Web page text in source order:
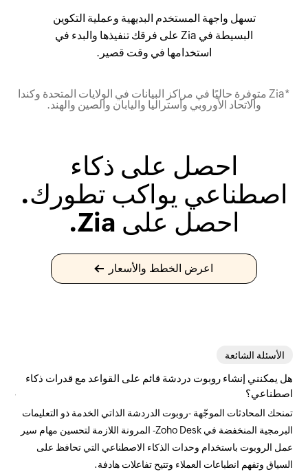
تسهل واجهة المستخدم البديهية وعملية التكوين
البسيطة في Zia على فرقك تنفيذها والبدء في
استخدامها في وقت قصير.
*Zia متوفرة حاليًا في مراكز البيانات في الولايات المتحدة وكندا
والاتحاد الأوروبي وأستراليا واليابان والصين والهند.
احصل على ذكاء
اصطناعي يواكب تطورك.
احصل على Zia.
اعرض الخطط والأسعار
الأسئلة الشائعة
هل يمكنني إنشاء روبوت دردشة قائم على القواعد مع قدرات ذكاء
اصطناعي؟
تمنحك المحادثات الموجّهة -روبوت الدردشة الذاتي الخدمة ذو التعليمات
البرمجية المنخفضة في Zoho Desk- المرونة اللازمة لتحسين مهام سير
عمل الروبوت باستخدام وحدات الذكاء الاصطناعي التي تحافظ على
السياق وتفهم انطباعات العملاء وتتيح تفاعلات هادفة.